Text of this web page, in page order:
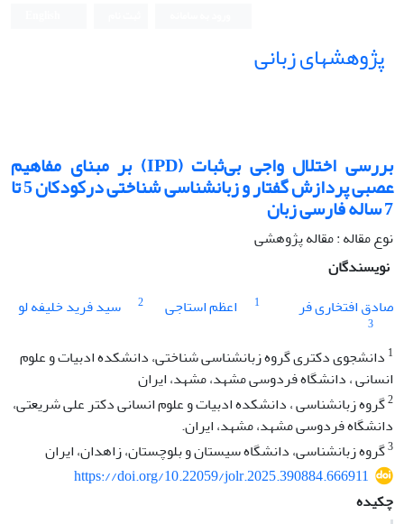
پژوهشهای زبانی
بررسی اختلال واجی بی‌ثبات (IPD) بر مبنای مفاهیم
عصبی پردازش گفتار و زبانشناسی شناختی درکودکان 5 تا
7 ساله فارسی زبان
نوع مقاله : مقاله پژوهشی
نویسندگان
صادق افتخاری فر
1 اعظم استاجی 2 سید فرید خلیفه لو
3
1
دانشجوی دکتری گروه زبان‎شناسی شناختی، دانشکده ادبیات و علوم
انسانی ، دانشگاه فردوسی مشهد، مشهد، ایران
2گروه زبانشناسی ، دانشکده ادبیات و علوم انسانی دکتر علی شریعتی،
دانشگاه فردوسی مشهد، مشهد، ایران.
3گروه زبانشناسی، دانشگاه سیستان و بلوچستان، زاهدان، ایران
https://doi.org/10.22059/jolr.2025.390884.666911
چکیده